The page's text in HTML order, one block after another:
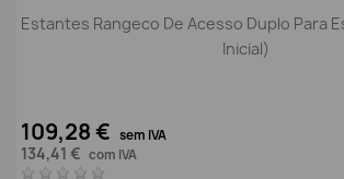
Estantes Rangeco De Acesso Duplo Para
Inicial)
109,28 € sem IVA
134,41 € com IVA